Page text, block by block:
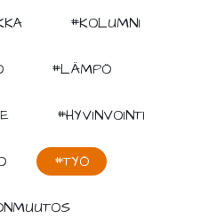
#KOLUMNI
#LÄMPÖ
#HYVINVOINTI
#TYÖ